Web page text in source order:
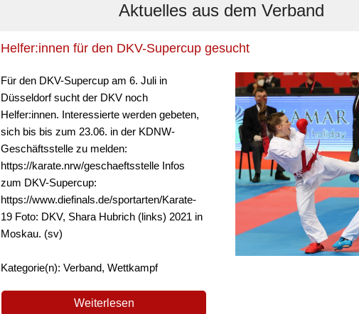
Aktuelles aus dem Verband
Helfer:innen für den DKV-Supercup gesucht
Für den DKV-Supercup am 6. Juli in
Düsseldorf sucht der DKV noch
Helfer:innen. Interessierte werden gebeten,
sich bis bis zum 23.06. in der KDNW-
Geschäftsstelle zu melden:
https://karate.nrw/geschaeftsstelle Infos
zum DKV-Supercup:
https://www.diefinals.de/sportarten/Karate-
19 Foto: DKV, Shara Hubrich (links) 2021 in
Moskau. (sv)
Kategorie(n): Verband, Wettkampf
Weiterlesen